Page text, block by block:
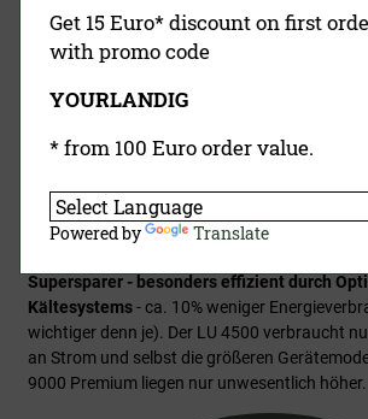
Supersparer - besonders effizient durch
Kältesystems- ca. 10% weniger
wichtiger denn je). Der LU 4500 verbraucht
an Strom und selbst die größeren
9000 Premium liegen nur unwesentlich höher.
Get 15 Euro* discount on first
with promo code
YOURLANDIG
* from 100 Euro order value.
Powered by Translate